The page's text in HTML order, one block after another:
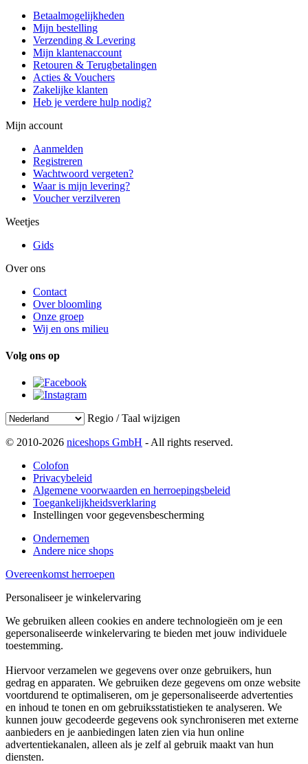
Betaalmogelijkheden
Mijn bestelling
Verzending & Levering
Mijn klantenaccount
Retouren & Terugbetalingen
Acties & Vouchers
Zakelijke klanten
Heb je verdere hulp nodig?
Mijn account
Aanmelden
Registreren
Wachtwoord vergeten?
Waar is mijn levering?
Voucher verzilveren
Weetjes
Gids
Over ons
Contact
Over bloomling
Onze groep
Wij en ons milieu
Volg ons op
Regio / Taal wijzigen
© 2010-2026 niceshops GmbH - All rights reserved.
Colofon
Privacybeleid
Algemene voorwaarden en herroepingsbeleid
Toegankelijkheidsverklaring
Instellingen voor gegevensbescherming
Ondernemen
Andere nice shops
Overeenkomst herroepen
Personaliseer je winkelervaring
We gebruiken alleen cookies en andere technologieën om je een
gepersonaliseerde winkelervaring te bieden met jouw individuele
toestemming.
Hiervoor verzamelen we gegevens over onze gebruikers, hun
gedrag en apparaten. We gebruiken deze gegevens om onze website
voortdurend te optimaliseren, om je gepersonaliseerde advertenties
en inhoud te tonen en om gebruiksstatistieken te analyseren. We
kunnen jouw gecodeerde gegevens ook synchroniseren met externe
aanbieders en je aanbiedingen laten zien via hun online
advertentiekanalen, alleen als je zelf al gebruik maakt van hun
diensten.